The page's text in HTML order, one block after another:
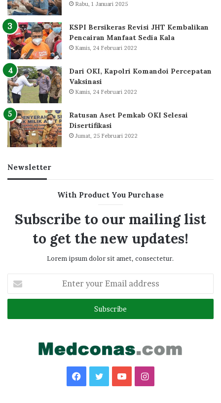
Rabu, 1 Januari 2025
KSPI Bersikeras Revisi JHT Kembalikan
Pencairan Manfaat Sedia Kala
Kamis, 24 Februari 2022
Dari OKI, Kapolri Komandoi Percepatan
Vaksinasi
Kamis, 24 Februari 2022
Ratusan Aset Pemkab OKI Selesai
Disertifikasi
Jumat, 25 Februari 2022
Newsletter
With Product You Purchase
Subscribe to our mailing list
to get the new updates!
Lorem ipsum dolor sit amet, consectetur.
your
Email
Facebook
TwitterYouTubeInstagram